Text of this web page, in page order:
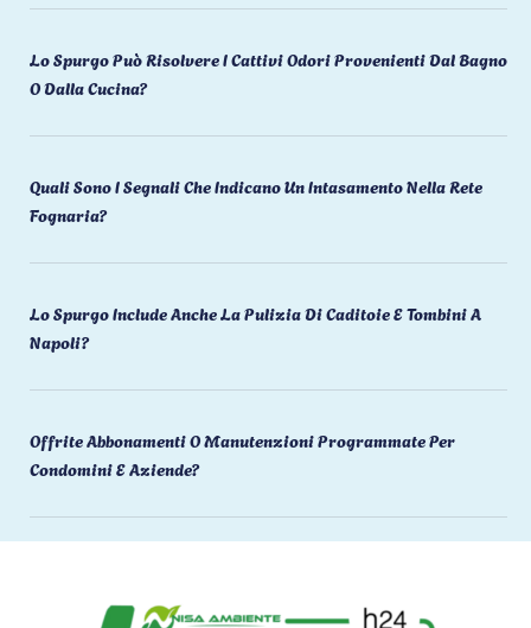
Lo Spurgo Può Risolvere I Cattivi Odori Provenienti Dal Bagno
O Dalla Cucina?
Quali Sono I Segnali Che Indicano Un Intasamento Nella Rete
Fognaria?
Lo Spurgo Include Anche La Pulizia Di Caditoie E Tombini A
Napoli?
Offrite Abbonamenti O Manutenzioni Programmate Per
Condomini E Aziende?